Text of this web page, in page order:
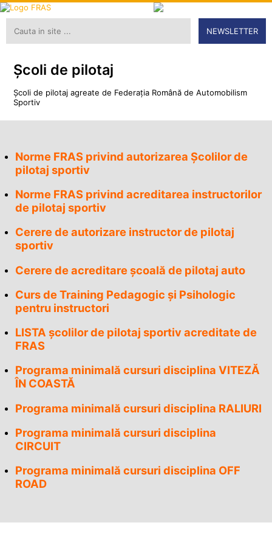
NEWSLETTER
Şcoli de pilotaj
Şcoli de pilotaj agreate de Federaţia Română de Automobilism
Sportiv
Norme FRAS privind autorizarea Școlilor de
pilotaj sportiv
Norme FRAS privind acreditarea instructorilor
de pilotaj sportiv
Cerere de autorizare instructor de pilotaj
sportiv
Cerere de acreditare școală de pilotaj auto
Curs de Training Pedagogic și Psihologic
pentru instructori
LISTA școlilor de pilotaj sportiv acreditate de
FRAS
Programa minimală cursuri disciplina VITEZĂ
ÎN COASTĂ
Programa minimală cursuri disciplina RALIURI
Programa minimală cursuri disciplina
CIRCUIT
Programa minimală cursuri disciplina OFF
ROAD